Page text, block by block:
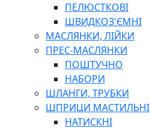
ПЕЛЮСТКОВІ
ШВИДКОЗ'ЄМНІ
МАСЛЯНКИ, ЛІЙКИ
ПРЕС-МАСЛЯНКИ
ПОШТУЧНО
НАБОРИ
ШЛАНГИ, ТРУБКИ
ШПРИЦИ МАСТИЛЬНІ
НАТИСКНІ